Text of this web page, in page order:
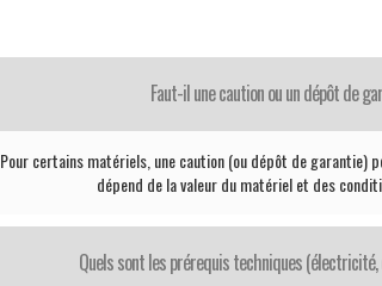
Faut-il une caution ou un dépôt de
Pour certains matériels, une caution (ou dépôt de garantie)
dépend de la valeur du matériel et des
Quels sont les prérequis techniques (électricité,